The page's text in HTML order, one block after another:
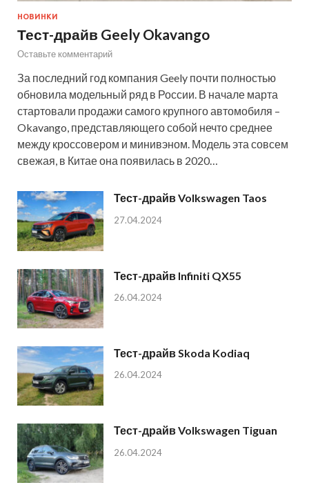
НОВИНКИ
Тест-драйв Geely Okavango
Оставьте комментарий
За последний год компания Geely почти полностью
обновила модельный ряд в России. В начале марта
стартовали продажи самого крупного автомобиля –
Okavango, представляющего собой нечто среднее
между кроссовером и минивэном. Модель эта совсем
свежая, в Китае она появилась в 2020…
Тест-драйв Volkswagen Taos
27.04.2024
Тест-драйв Infiniti QX55
26.04.2024
Тест-драйв Skoda Kodiaq
26.04.2024
Тест-драйв Volkswagen Tiguan
26.04.2024